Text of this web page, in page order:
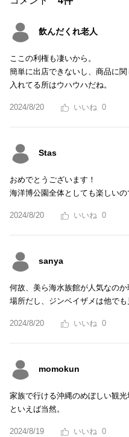
飲んだくれ老人
ここの利権も凄いから。
簡単に出店できないし、商品に関
入れてる所はウハウハだね。
2024/8/20 0
Stas
おめでとうございます！
海洋博公園全体としても楽しい
2024/8/20 0
sanya
何故、美ら海水族館が人気なの
場所だし、ジンベイザメは他でも
2024/8/20 0
momokun
家族で行ける沖縄のめぼしい観
といえば当然。
2024/8/19 0